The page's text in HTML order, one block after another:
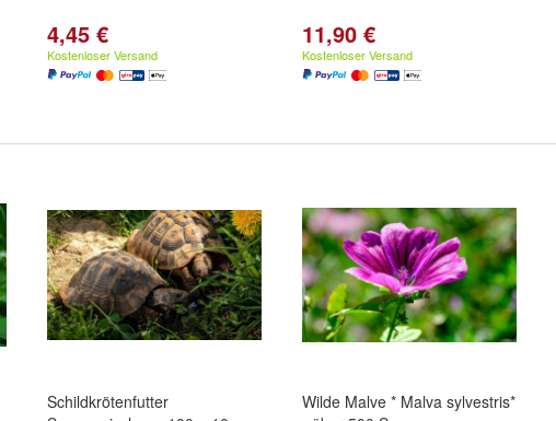
4,45 €
Kostenloser Versand
11,90 €
Kostenloser Versand
Schildkrötenfutter
Wilde Malve * Malva sylvestris*